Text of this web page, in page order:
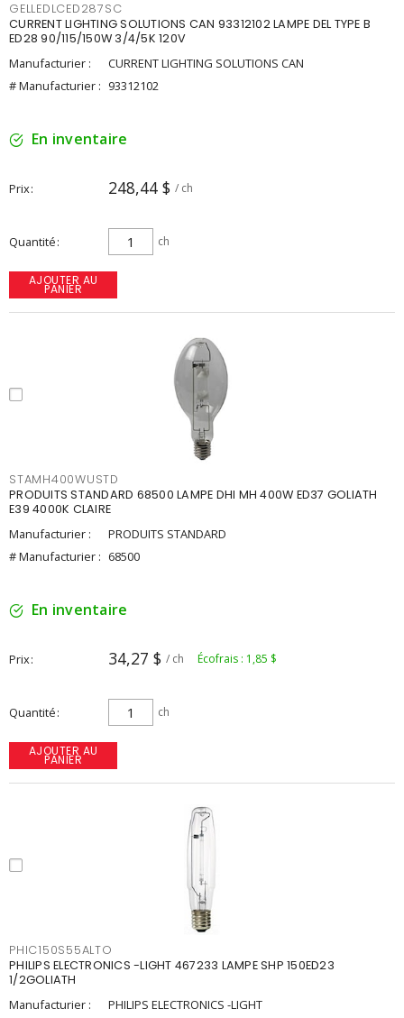
GELLEDLCED287SC
CURRENT LIGHTING SOLUTIONS CAN 93312102 LAMPE DEL TYPE B
ED28 90/115/150W 3/4/5K 120V
Manufacturier :
CURRENT LIGHTING SOLUTIONS CAN
# Manufacturier : 93312102
En inventaire
Prix 248,44 $ / ch
Quantité ch
AJOUTER AU
PANIER
STAMH400WUSTD
PRODUITS STANDARD 68500 LAMPE DHI MH 400W ED37 GOLIATH
E39 4000K CLAIRE
Manufacturier :
PRODUITS STANDARD
# Manufacturier : 68500
En inventaire
Prix 34,27 $ / ch Écofrais : 1,85 $
Quantité ch
AJOUTER AU
PANIER
PHIC150S55ALTO
PHILIPS ELECTRONICS -LIGHT 467233 LAMPE SHP 150ED23
1/2GOLIATH
Manufacturier :
PHILIPS ELECTRONICS -LIGHT